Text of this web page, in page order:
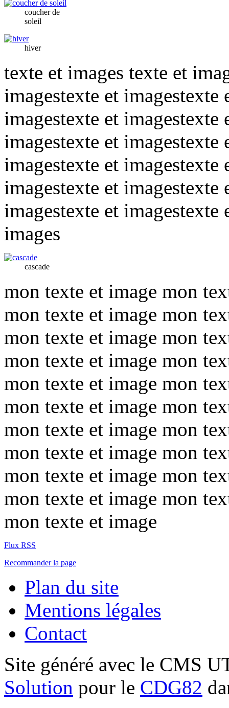
coucher de
soleil
hiver
texte et images texte et
imagestexte et imagestexte
imagestexte et imagestexte
imagestexte et imagestexte
imagestexte et imagestexte
imagestexte et imagestexte
imagestexte et imagestexte
images
cascade
mon texte et image mon
mon texte et image mon
mon texte et image mon
mon texte et image mon
mon texte et image mon
mon texte et image mon
mon texte et image mon
mon texte et image mon
mon texte et image mon
mon texte et image mon
mon texte et image
Flux RSS
Recommander la page
Plan du site
Mentions légales
Contact
Site généré avec le CMS
Solution pour le CDG82